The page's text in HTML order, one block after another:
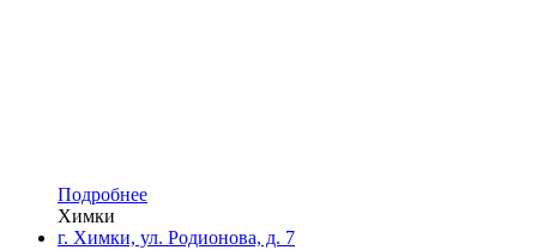
Подробнее
Химки
г. Химки, ул. Родионова, д. 7